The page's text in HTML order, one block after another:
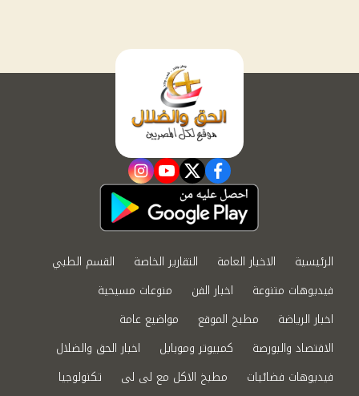
facebook
twitter
youtube
instagram
الرئيسية الاخبار العامة التقارير الخاصة
القسم الطبي
فيديوهات متنوعة
اخبار الفن
منوعات مسيحية
اخبار الرياضة
مطبخ الموقع
مواضيع عامة
الاقتصاد والبورصة
كمبيوتر وموبايل
اخبار الحق والضلال
فيديوهات فضائيات
مطبخ الاكل مع لى لى
تكنولوجيا